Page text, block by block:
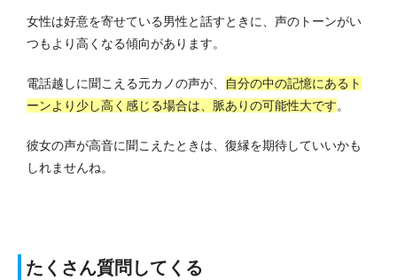
女性は好意を寄せている男性と話すときに、声のトーンがい
つもより高くなる傾向があります。
電話越しに聞こえる元カノの声が、
自分の中の記憶にあるト
ーンより少し高く感じる場合は、脈ありの可能性大です。
彼女の声が高音に聞こえたときは、復縁を期待していいかも
しれませんね。
たくさん質問してくる